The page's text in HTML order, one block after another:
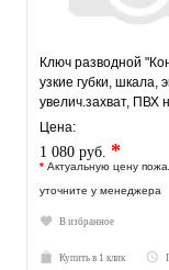
Ключ разводной
узкие губки, шкала,
увелич.захват, ПВХ
на ручку 200 мм ( 39
Цена:
1 080 руб. *
* Актуальную цену
уточните у менеджера
В избранное
Купить в 1 клик